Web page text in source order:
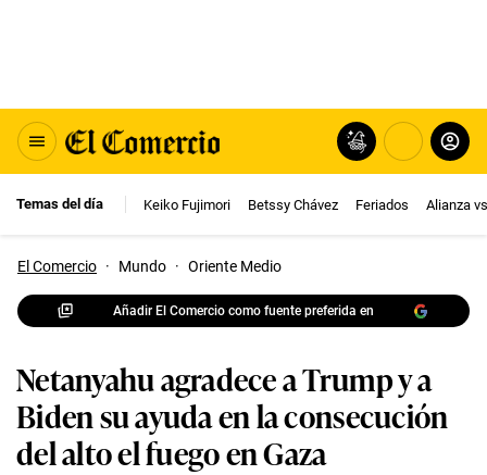
Temas del día Keiko Fujimori Betssy Chávez Feriados Alianza
El Comercio · Mundo · Oriente Medio
Añadir El Comercio como fuente preferida en
Netanyahu agradece a Trump y a
Biden su ayuda en la consecución
del alto el fuego en Gaza